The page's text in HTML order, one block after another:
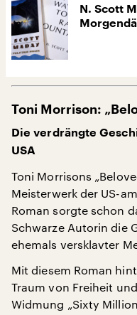
N. Scott
Toni Morrison:
Die verdrängte
USA
Toni Morrisons
Meisterwerk der US-
Roman sorgte schon
Schwarze Autorin die
ehemals versklavter
Mit diesem Roman
Traum von Freiheit
Widmung „Sixty